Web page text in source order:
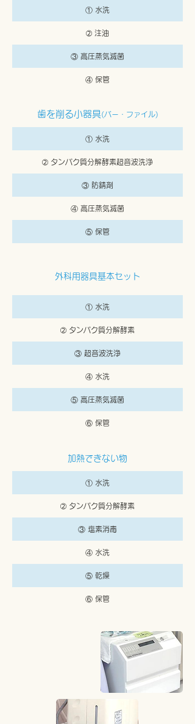
① 水洗
➁ 注油
③ 高圧蒸気滅菌
④ 保管
歯を削る小器具(バー・ファイル)
① 水洗
➁ タンパク質分解酵素超音波洗浄
③ 防錆剤
④ 高圧蒸気滅菌
⑤ 保管
外科用器具基本セット
① 水洗
➁ タンパク質分解酵素
③ 超音波洗浄
④ 水洗
⑤ 高圧蒸気滅菌
⑥ 保管
加熱できない物
① 水洗
➁ タンパク質分解酵素
③ 塩素消毒
④ 水洗
⑤ 乾燥
⑥ 保管